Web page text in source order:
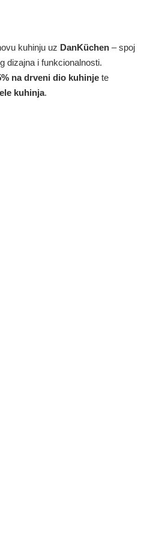
kuhinju uz DanKüchen – spoj
dizajna i funkcionalnosti.
na drveni dio kuhinje te
kuhinja.